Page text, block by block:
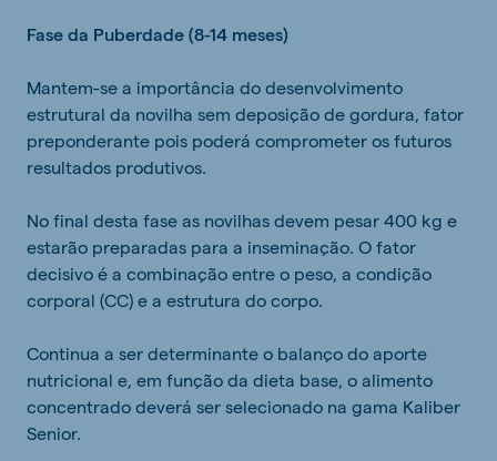
Fase da Puberdade (8-14 meses)
Mantem-se a importância do desenvolvimento
estrutural da novilha sem deposição de gordura, fator
preponderante pois poderá comprometer os futuros
resultados produtivos.
No final desta fase as novilhas devem pesar 400 kg e
estarão preparadas para a inseminação. O fator
decisivo é a combinação entre o peso, a condição
corporal (CC) e a estrutura do corpo.
Continua a ser determinante o balanço do aporte
nutricional e, em função da dieta base, o alimento
concentrado deverá ser selecionado na gama Kaliber
Senior.